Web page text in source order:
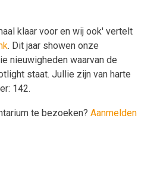
klaar voor en wij ook' vertelt
. Dit jaar showen onze
nieuwigheden waarvan de
staat. Jullie zijn van harte
142.
te bezoeken? Aanmelden